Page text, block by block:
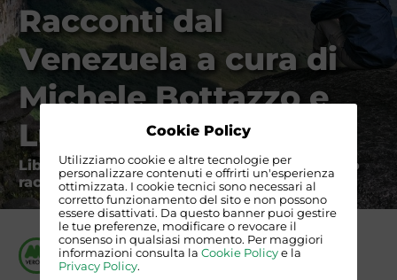
Cookie Policy
Utilizziamo cookie e altre tecnologie per
personalizzare contenuti e offrirti un'esperienza
ottimizzata. I cookie tecnici sono necessari al
corretto funzionamento del sito e non possono
essere disattivati. Da questo banner puoi gestire
le tue preferenze, modificare o revocare il
consenso in qualsiasi momento. Per maggiori
informazioni consulta la Cookie Policye la
Privacy Policy.
Racconti dal
Venezuela a cura di
Michele Bottazzo e
Luigi Licci
Libri che ispirano viaggi e viaggi che ispirano
racconti
ORGANIZZATO DA
Angolo dell'Avventura di Verona